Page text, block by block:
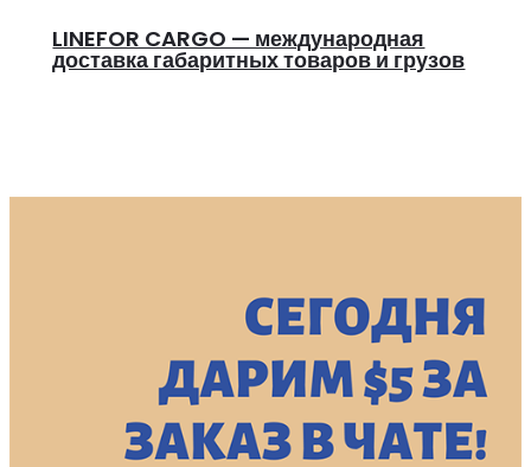
LINEFOR CARGO — международная
доставка габаритных товаров и грузов